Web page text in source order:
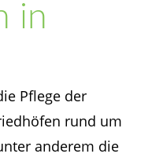
in
Pflege der
rund um
anderem die